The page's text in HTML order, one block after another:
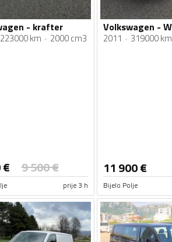
- krafter
223000 km 2000 cm3
€ 9 500€
prije 3 h
2011 319000 km
11 900€
Bijelo Polje